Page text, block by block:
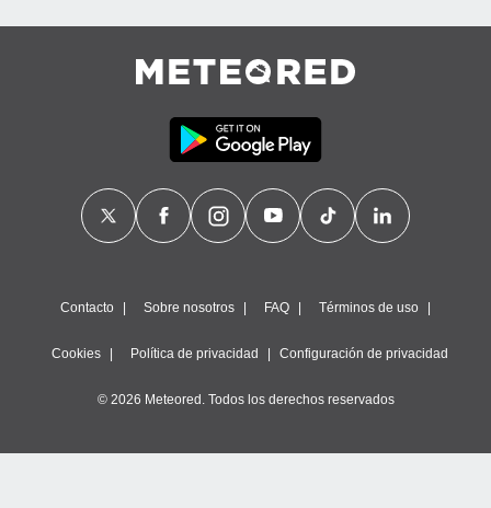
Contacto Sobre nosotros FAQ Términos de uso
Cookies Política de privacidad Configuración de privacidad
© 2026 Meteored. Todos los derechos reservados